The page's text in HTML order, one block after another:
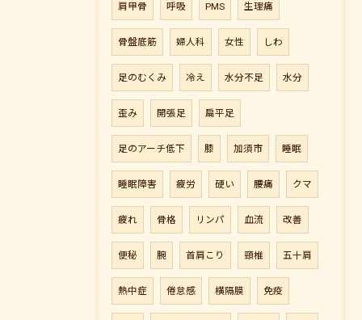
肩甲骨 呼吸 PMS 生理痛
骨盤底筋 婦人科 女性 しわ
足のむくみ 冷え 水分不足 水分
歪み 開張足 扁平足
足のアーチ低下 膝 加須市 睡眠
睡眠障害 疲労 硬い 腰痛 クマ
疲れ 骨格 リンパ 血流 改善
便秘 腕 首肩こり 頸椎 五十肩
熱中症 倦怠感 横隔膜 免疫